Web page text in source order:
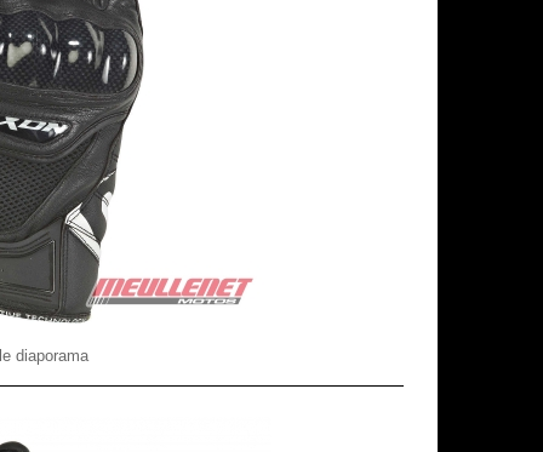
diaporama